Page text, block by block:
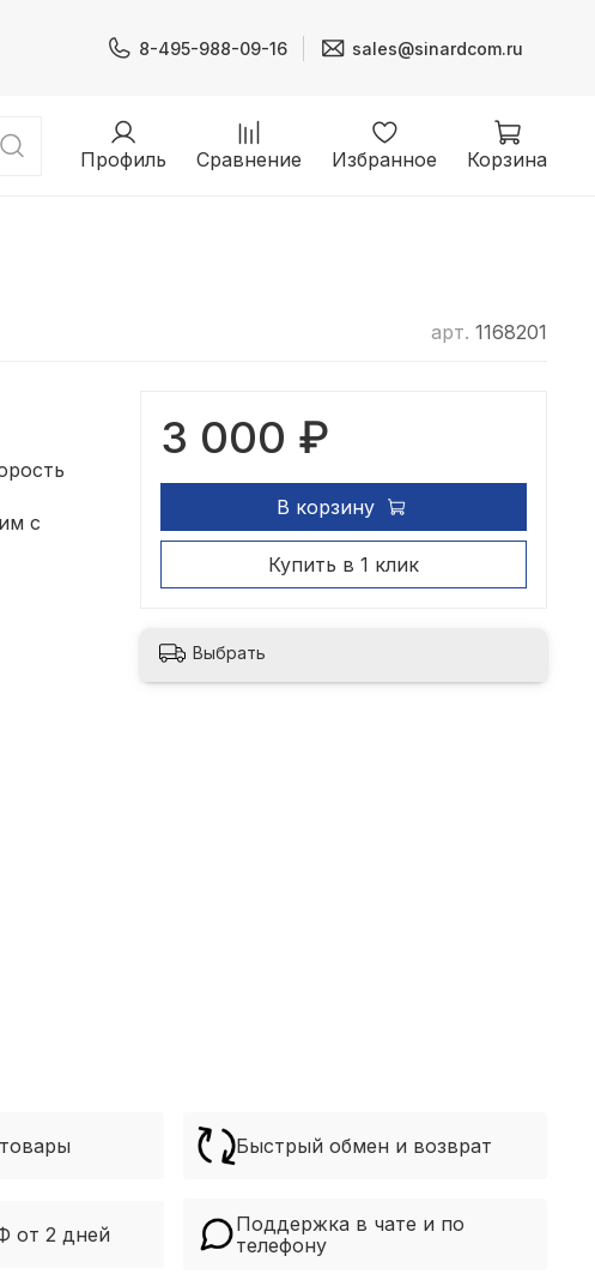
8-495-988-09-16 sales@sinardcom.ru
Профиль Сравнение Избранное Корзина
арт. 1168201
с
3 000 ₽
В корзину
Купить в 1 клик
Выбрать
от 2 дней
Быстрый обмен и возврат
Поддержка в чате и по
телефону